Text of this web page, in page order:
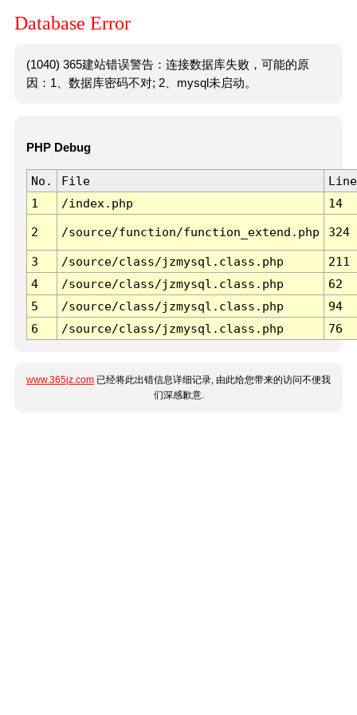
Database Error
(1040) 365建站错误警告：连接数据库失败，可能的原
因：1、数据库密码不对; 2、mysql未启动。
PHP Debug
No. File
Line
1
/index.php 14
2 /source/function/function_extend.php 324
3 /source/class/jzmysql.class.php
211
4
/source/class/jzmysql.class.php
62
5
/source/class/jzmysql.class.php
94
6
/source/class/jzmysql.class.php 76
www.365jz.com 已经将此出错信息详细记录, 由此给您带来的访问不便我
们深感歉意.